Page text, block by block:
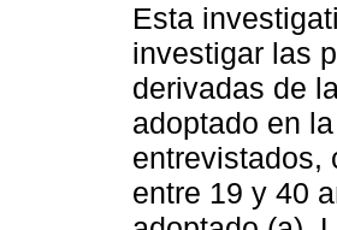
Esta
investigar las
derivadas de
adoptado en
entrevistados,
entre 19 y 40